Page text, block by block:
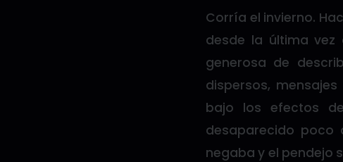
Corría el invierno.
desde la última vez
generosa de
dispersos,
bajo los efectos
desaparecido
negaba y el pendejo